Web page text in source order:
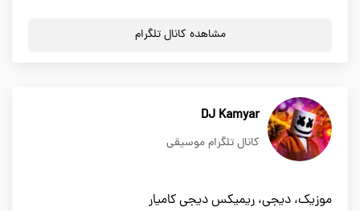
مشاهده کانال تلگرام
DJ Kamyar
کانال تلگرام موسیقی
موزیک، دیجی، ریمیکس دیجی کامیار